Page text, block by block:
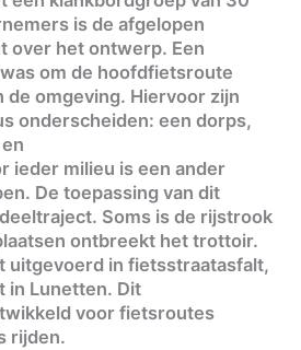
is de afgelopen
over het ontwerp. Een
om de hoofdfietsroute
de omgeving. Hiervoor zijn
onderscheiden: een dorps,
ieder milieu is een ander
De toepassing van dit
Soms is de rijstrook
ontbreekt het trottoir.
uitgevoerd in fietsstraatasfalt,
in Lunetten. Dit
voor fietsroutes
rijden.